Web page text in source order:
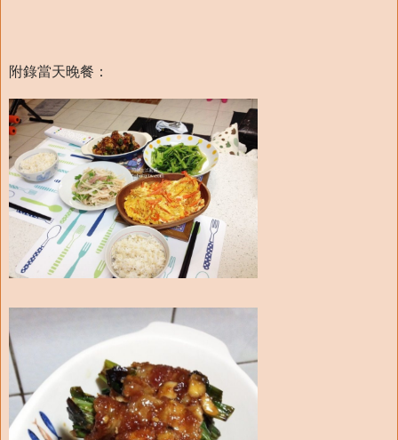
附錄當天晚餐：